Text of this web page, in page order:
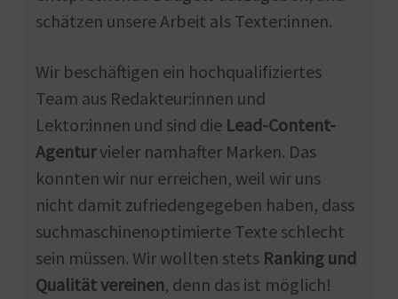
schätzen unsere Arbeit als Texter:innen.
Wir beschäftigen ein hochqualifiziertes
Team aus Redakteur:innen und
Lektor:innen und sind die Lead-Content-
Agenturvieler namhafter Marken. Das
konnten wir nur erreichen, weil wir uns
nicht damit zufriedengegeben haben, dass
suchmaschinenoptimierte Texte schlecht
sein müssen. Wir wollten stets Ranking und
Qualität vereinen, denn das ist möglich!